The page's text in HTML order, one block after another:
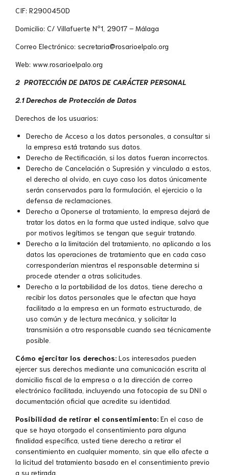
CIF: R2900450D
Domicilio: C/ Villafuerte Nº1, 29017 – Málaga
Correo Electrónico: secretaria@rosarioelpalo.org
Web: www.rosarioelpalo.org
2 PROTECCIÓN DE DATOS DE CARÁCTER PERSONAL
2.1 Derechos de Protección de Datos
Derechos de los usuarios:
Derecho de Acceso a los datos personales, a consultar si
la empresa está tratando sus datos.
Derecho de Rectificación, si los datos fueran incorrectos.
Derecho de Cancelación o Supresión y vinculado a estos,
el derecho al olvido, en cuyo caso los datos únicamente
serán conservados para la formulación, el ejercicio o la
defensa de reclamaciones.
Derecho a Oponerse al tratamiento, la empresa dejará de
tratar los datos en la forma que usted indique, salvo que
por motivos legítimos se tengan que seguir tratando.
Derecho a la limitación del tratamiento, no aplicando a los
datos las operaciones de tratamiento que en cada caso
corresponderían mientras el responsable determina si
procede atender a otras solicitudes.
Derecho a la portabilidad de los datos, tiene derecho a
recibir los datos personales que le afectan que haya
facilitado a la empresa en un formato estructurado, de
uso común y de lectura mecánica, y solicitar la
transmisión a otro responsable cuando sea técnicamente
posible.
Cómo ejercitar los derechos: Los interesados pueden
ejercer sus derechos mediante una comunicación escrita al
domicilio fiscal de la empresa o a la dirección de correo
electrónico facilitada, incluyendo una fotocopia de su DNI o
documentación oficial que acredite su identidad.
Posibilidad de retirar el consentimiento: En el caso de
que se haya otorgado el consentimiento para alguna
finalidad específica, usted tiene derecho a retirar el
consentimiento en cualquier momento, sin que ello afecte a
la licitud del tratamiento basado en el consentimiento previo
a su retirada.